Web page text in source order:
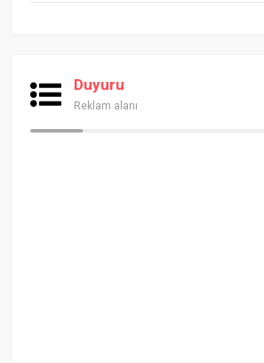
Duyuru
Reklam alanı